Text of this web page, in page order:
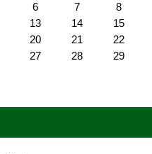
6 7
8
13 14
15
20 21
22
27 28
29